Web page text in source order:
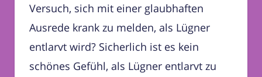
Versuch, sich mit einer glaubhaften
Ausrede krank zu melden, als Lügner
entlarvt wird? Sicherlich ist es kein
schönes Gefühl, als Lügner entlarvt zu